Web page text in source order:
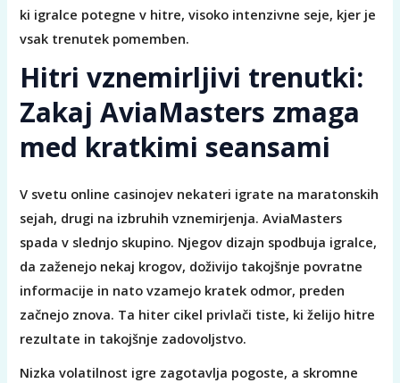
ki igralce potegne v hitre, visoko intenzivne seje, kjer je
vsak trenutek pomemben.
Hitri vznemirljivi trenutki:
Zakaj AviaMasters zmaga
med kratkimi seansami
V svetu online casinojev nekateri igrate na maratonskih
sejah, drugi na izbruhih vznemirjenja. AviaMasters
spada v slednjo skupino. Njegov dizajn spodbuja igralce,
da zaženejo nekaj krogov, doživijo takojšnje povratne
informacije in nato vzamejo kratek odmor, preden
začnejo znova. Ta hiter cikel privlači tiste, ki želijo hitre
rezultate in takojšnje zadovoljstvo.
Nizka volatilnost igre zagotavlja pogoste, a skromne